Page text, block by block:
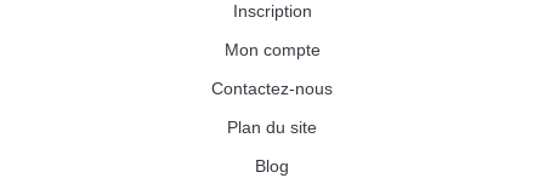
Inscription
Mon compte
Contactez-nous
Plan du site
Blog